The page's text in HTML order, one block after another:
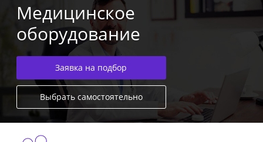
Медицинское
оборудование
Заявка на подбор
Выбрать самостоятельно